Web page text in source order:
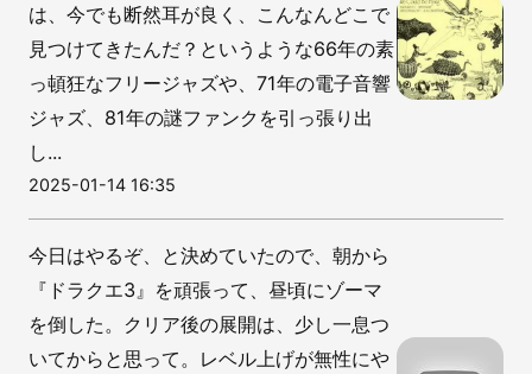
は、今でも断然耳が良く、こんなんどこで
見つけてきたんだ？というような66年の素
っ頓狂なフリージャズや、71年の電子音響
ジャズ、81年の謎ファンクを引っ張り出
し...
2025-01-14 16:35
今日はやるぞ、と決めていたので、朝から
『ドラクエ3』を頑張って、昼頃にゾーマ
を倒した。クリア後の展開は、少し一息つ
いてからと思って。レベル上げが無性にや